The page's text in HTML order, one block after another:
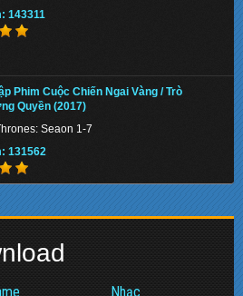
Tình Yêu S01 2022 - Love in Contract
139855
143311
Phim Cuộc Chiến Ngai Vàng / Trò
Quyền (2017)
Seaon 1-7
131562
on You
Nhạc